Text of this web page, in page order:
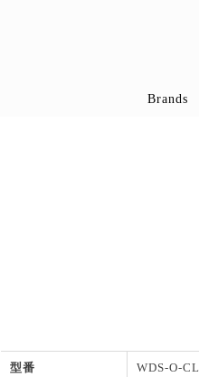
Brands
型番 WDS-O-